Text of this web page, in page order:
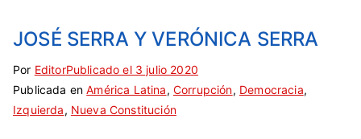
JOSÉ SERRA Y VERÓNICA SERRA
Por EditorPublicado el 3 julio 2020
Publicada enAmérica Latina, Corrupción, Democracia,
Izquierda, Nueva Constitución
E
t
i
S
i
n